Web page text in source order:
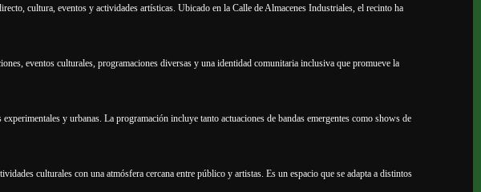
cultura, eventos y actividades artísticas. Ubicado en la Calle de Almacenes Industriales, el recinto ha
eventos culturales, programaciones diversas y una identidad comunitaria inclusiva que promueve la
y urbanas. La programación incluye tanto actuaciones de bandas emergentes como shows de
culturales con una atmósfera cercana entre público y artistas. Es un espacio que se adapta a distintos